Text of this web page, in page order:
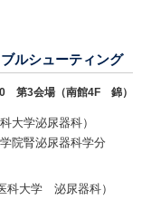
ルシューティング
第3会場（南館4F 錦）
大学泌尿器科）
学院腎泌尿器科学分
科大学 泌尿器科）